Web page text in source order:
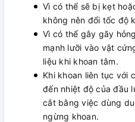
Vì có thể sẽ bị kẹt
không nên đổi tốc độ
Vì có thể gây gãy
mạnh lưỡi vào vật
liệu khi khoan tâm.
Khi khoan liên tục với
đến nhiệt độ của đầu
cắt bằng việc dùng
ngừng khoan.